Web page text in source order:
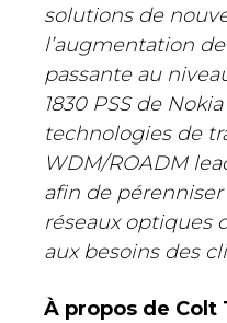
solutions de
l’augmentation
passante au
1830 PSS de
technologies de
WDM/ROADM
afin de
réseaux optiques
aux besoins des
À propos de Colt